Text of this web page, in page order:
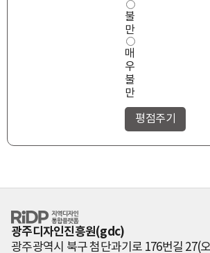
불
만
매
우
불
만
RiDP 지역디자
인 통합플랫폼
광주디자인진흥원(gdc)
광주광역시 북구 첨단과기로 176번길 27(